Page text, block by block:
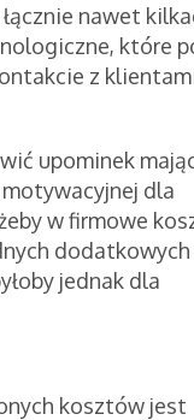
nawet
które
z
upominek
dla
w firmowe
jednak dla
kosztów jest